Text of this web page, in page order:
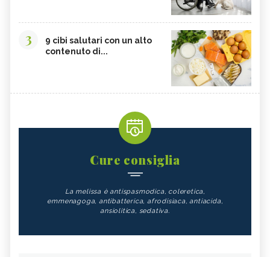
3
9 cibi salutari con un alto
contenuto di...
Cure consiglia
La melissa è antispasmodica, coleretica,
emmenagoga, antibatterica, afrodisiaca, antiacida,
ansiolitica, sedativa.